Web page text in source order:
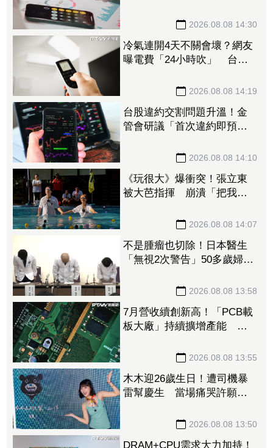
2026.08.08 14:30
冷氣連開4天不關會壞？網友
曝電費「24小時吹」 台電
2026.08.08 14:19
台股違約交割問題升溫！金
管會研議「首次違約即預收
2026.08.08 14:10
《玩很大》爆衝突！張立東
被大芭指揮 崩潰「把我當
2026.08.08 14:07
不是腫瘤也切除！日本醫生
「無視2次警告」50多歲婦四
2026.08.08 13:58
7月營收續創新高！「PCB載
板大廠」持續擴增產能 高
2026.08.08 13:55
木木迎26歲生日！遭司機暴
雷幫慶生 當場痛哭許願
2026.08.08 13:50
DRAM+CPU需求大力加持！